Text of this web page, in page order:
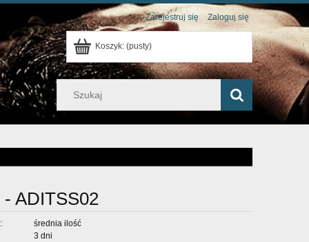
Zarejestruj się Zaloguj się
Koszyk: (pusty)
ADITSS02
średnia ilość
3 dni